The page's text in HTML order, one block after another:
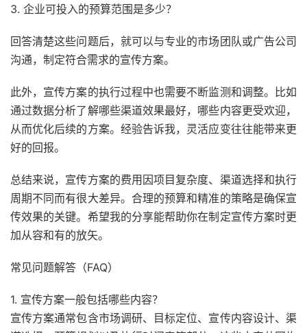
3. 企业可投入的预算范围是多少？
回答清楚这些问题后，就可以与专业的市场团队或广告公司
沟通，制定符合需求的宣传方案。
此外，宣传方案的执行过程中也需要不断监测和调整。比如
通过数据分析了解哪些渠道效果最好，哪些内容更受欢迎，
从而优化后续的方案。经验告诉我，灵活应变往往能带来更
好的回报。
总结来说，宣传方案的费用因项目复杂度、渠道选择和执行
周期不同而有很大差异。合理的预算和精准的策略是确保宣
传效果的关键。希望我的分享能帮助你在制定宣传方案时更
加从容和有的放矢。
常见问题解答（FAQ）
1. 宣传方案一般包括哪些内容？
宣传方案通常包含市场调研、目标定位、宣传内容设计、渠